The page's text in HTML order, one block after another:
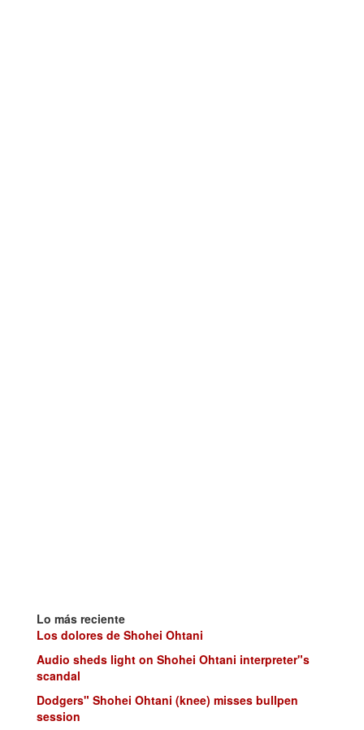
Lo más reciente
Los dolores de Shohei Ohtani
Audio sheds light on Shohei Ohtani interpreter"s
scandal
Dodgers" Shohei Ohtani (knee) misses bullpen
session